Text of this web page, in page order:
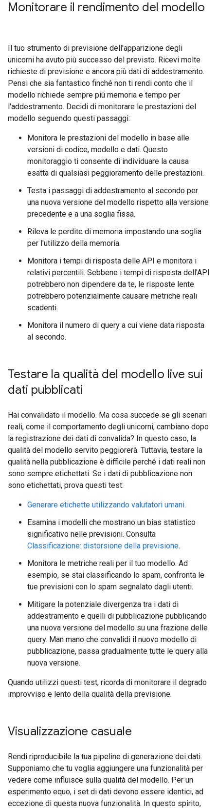
Monitorare il rendimento del modello
Il tuo strumento di previsione dell'apparizione degli
unicorni ha avuto più successo del previsto. Ricevi molte
richieste di previsione e ancora più dati di addestramento.
Pensi che sia fantastico finché non ti rendi conto che il
modello richiede sempre più memoria e tempo per
l'addestramento. Decidi di monitorare le prestazioni del
modello seguendo questi passaggi:
Monitora le prestazioni del modello in base alle
versioni di codice, modello e dati. Questo
monitoraggio ti consente di individuare la causa
esatta di qualsiasi peggioramento delle prestazioni.
Testa i passaggi di addestramento al secondo per
una nuova versione del modello rispetto alla versione
precedente e a una soglia fissa.
Rileva le perdite di memoria impostando una soglia
per l'utilizzo della memoria.
Monitora i tempi di risposta delle API e monitora i
relativi percentili. Sebbene i tempi di risposta dell'API
potrebbero non dipendere da te, le risposte lente
potrebbero potenzialmente causare metriche reali
scadenti.
Monitora il numero di query a cui viene data risposta
al secondo.
Testare la qualità del modello live sui
dati pubblicati
Hai convalidato il modello. Ma cosa succede se gli scenari
reali, come il comportamento degli unicorni, cambiano dopo
la registrazione dei dati di convalida? In questo caso, la
qualità del modello servito peggiorerà. Tuttavia, testare la
qualità nella pubblicazione è difficile perché i dati reali non
sono sempre etichettati. Se i dati di pubblicazione non
sono etichettati, prova questi test:
Generare etichette utilizzando valutatori umani.
Esamina i modelli che mostrano un bias statistico
significativo nelle previsioni. Consulta
Classificazione: distorsione della previsione.
Monitora le metriche reali per il tuo modello. Ad
esempio, se stai classificando lo spam, confronta le
tue previsioni con lo spam segnalato dagli utenti.
Mitigare la potenziale divergenza tra i dati di
addestramento e quelli di pubblicazione pubblicando
una nuova versione del modello su una frazione delle
query. Man mano che convalidi il nuovo modello di
pubblicazione, passa gradualmente tutte le query alla
nuova versione.
Quando utilizzi questi test, ricorda di monitorare il degrado
improvviso e lento della qualità della previsione.
Visualizzazione casuale
Rendi riproducibile la tua pipeline di generazione dei dati.
Supponiamo che tu voglia aggiungere una funzionalità per
vedere come influisce sulla qualità del modello. Per un
esperimento equo, i set di dati devono essere identici, ad
eccezione di questa nuova funzionalità. In questo spirito,